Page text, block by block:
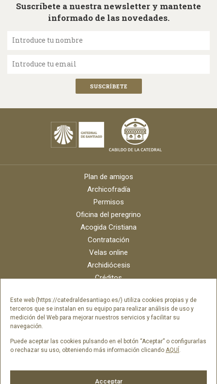
Este web (https://catedraldesantiago.es/) utiliza cookies propias y de
terceros que se instalan en su equipo para realizar análisis de uso y
medición del Web para mejorar nuestros servicios y facilitar su
navegación.
Puede aceptar las cookies pulsando en el botón “Aceptar” o configurarlas
o rechazar su uso, obteniendo más información clicando AQUÍ.
Acceptar
Suscríbete a nuestra newsletter y mantente
informado de las novedades.
Introduce tu nombre
Introduce tu email
Plan de amigos
Archicofradía
Permisos
Oficina del peregrino
Acogida Cristiana
Contratación
Velas online
Archidiócesis
Créditos
Contacto
Portal del empleado SAMI Catedral